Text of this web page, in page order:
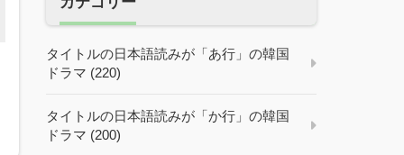
タイトルの日本語読みが「あ行」の韓国
ドラマ (220)
タイトルの日本語読みが「か行」の韓国
ドラマ (200)